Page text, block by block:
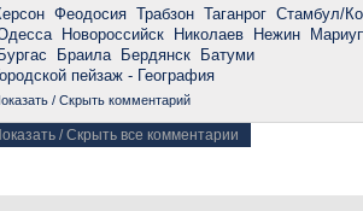
Феодосия Трабзон Таганрог Стамбул/
Новороссийск Николаев Нежин
Бургас
Браила Бердянск
Батуми
пейзаж - География
/ Скрыть комментарий
/ Скрыть все комментарии